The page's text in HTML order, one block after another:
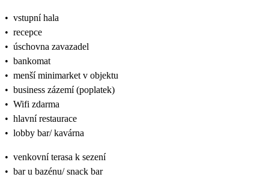
• vstupní hala
• recepce
• úschovna zavazadel
• bankomat
• menší minimarket v objektu
• business zázemí (poplatek)
• Wifi zdarma
• hlavní restaurace
• lobby bar/ kavárna
• venkovní terasa k sezení
• bar u bazénu/ snack bar